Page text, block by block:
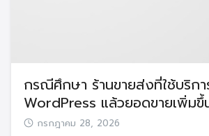
กรณีศึกษา ร้านขายส่งที่ใช้บริกา
WordPress แล้วยอดขายเพิ่มขึ้
กรกฎาคม 28, 2026